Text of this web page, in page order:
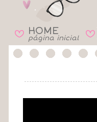
B HOME
página inicial B